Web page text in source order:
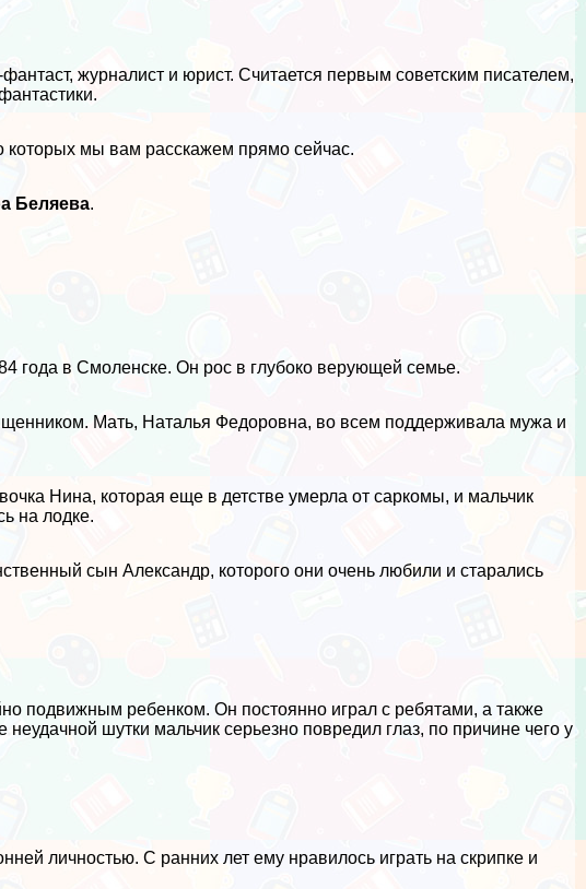
журналист и юрист. Считается первым советским писателем,
мы вам расскажем прямо сейчас.
Беляева.
года в Смоленске. Он рос в глубоко верующей семье.
Мать, Наталья Федоровна, во всем поддерживала мужа и
Нина, которая еще в детстве умерла от саркомы, и мальчик
на лодке.
сын Александр, которого они очень любили и старались
подвижным ребенком. Он постоянно играл с ребятами, а также
шутки мальчик серьезно повредил глаз, по причине чего у
личностью. С ранних лет ему нравилось играть на скрипке и